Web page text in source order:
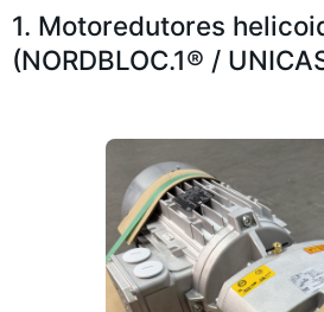
1. Motoredutores
(NORDBLOC.1® /